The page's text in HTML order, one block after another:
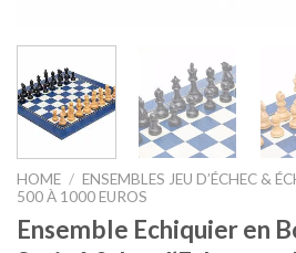
HOME / ENSEMBLES JEU D’ÉCHEC &
500 À 1000 EUROS
Ensemble Echiquier en